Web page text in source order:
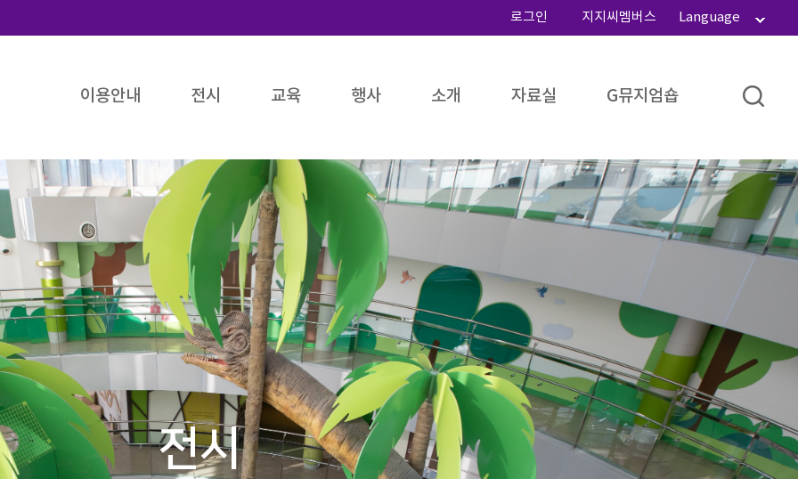
로그인 지지씨멤버스 Language
이용안내 전시 교육 행사 소개 자료실 G뮤지엄숍
전시